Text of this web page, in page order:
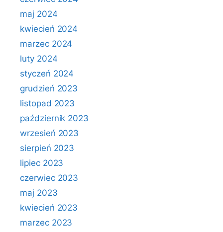
maj 2024
kwiecień 2024
marzec 2024
luty 2024
styczeń 2024
grudzień 2023
listopad 2023
październik 2023
wrzesień 2023
sierpień 2023
lipiec 2023
czerwiec 2023
maj 2023
kwiecień 2023
marzec 2023